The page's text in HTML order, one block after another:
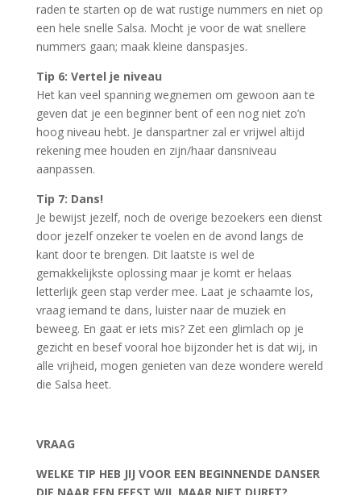
raden te starten op de wat rustige nummers en niet op
een hele snelle Salsa. Mocht je voor de wat snellere
nummers gaan; maak kleine danspasjes.
Tip 6: Vertel je niveau
Het kan veel spanning wegnemen om gewoon aan te
geven dat je een beginner bent of een nog niet zo’n
hoog niveau hebt. Je danspartner zal er vrijwel altijd
rekening mee houden en zijn/haar dansniveau
aanpassen.
Tip 7: Dans!
Je bewijst jezelf, noch de overige bezoekers een dienst
door jezelf onzeker te voelen en de avond langs de
kant door te brengen. Dit laatste is wel de
gemakkelijkste oplossing maar je komt er helaas
letterlijk geen stap verder mee. Laat je schaamte los,
vraag iemand te dans, luister naar de muziek en
beweeg. En gaat er iets mis? Zet een glimlach op je
gezicht en besef vooral hoe bijzonder het is dat wij, in
alle vrijheid, mogen genieten van deze wondere wereld
die Salsa heet.
VRAAG
WELKE TIP HEB JIJ VOOR EEN BEGINNENDE DANSER